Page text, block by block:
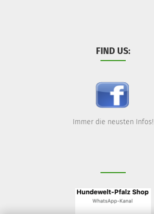
FIND US:
Immer die neusten Infos!